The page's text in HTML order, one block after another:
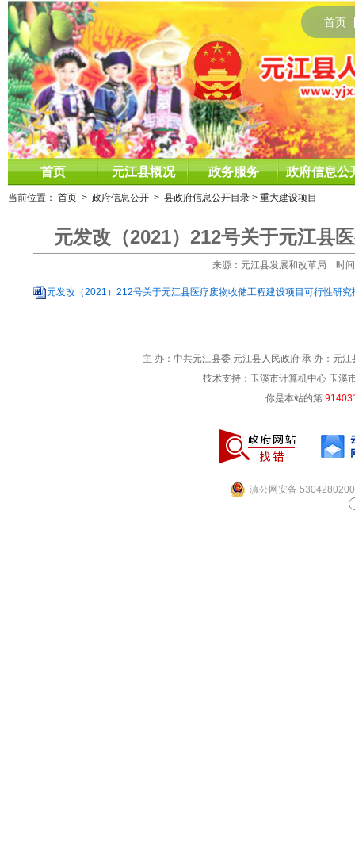
首页
首页 元江县概况 政务服务 政府信息公
当前位置： 首页 > 政府信息公开 > 县政府信息公开目录 > 重大建设项目
元发改（2021）212号关于元江县
来源：元江县发展和改革局 时
元发改（2021）212号关于元江县医疗废物收储工程建设项目可行性研
主 办：中共元江县委 元江县人民政府 承 办：元
技术支持：玉溪市计算机中心 玉溪
你是本站的第
滇公网安备